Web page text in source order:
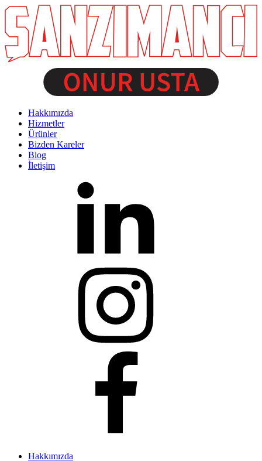
Hakkımızda
Hizmetler
Ürünler
Bizden Kareler
Blog
İletişim
Hakkımızda